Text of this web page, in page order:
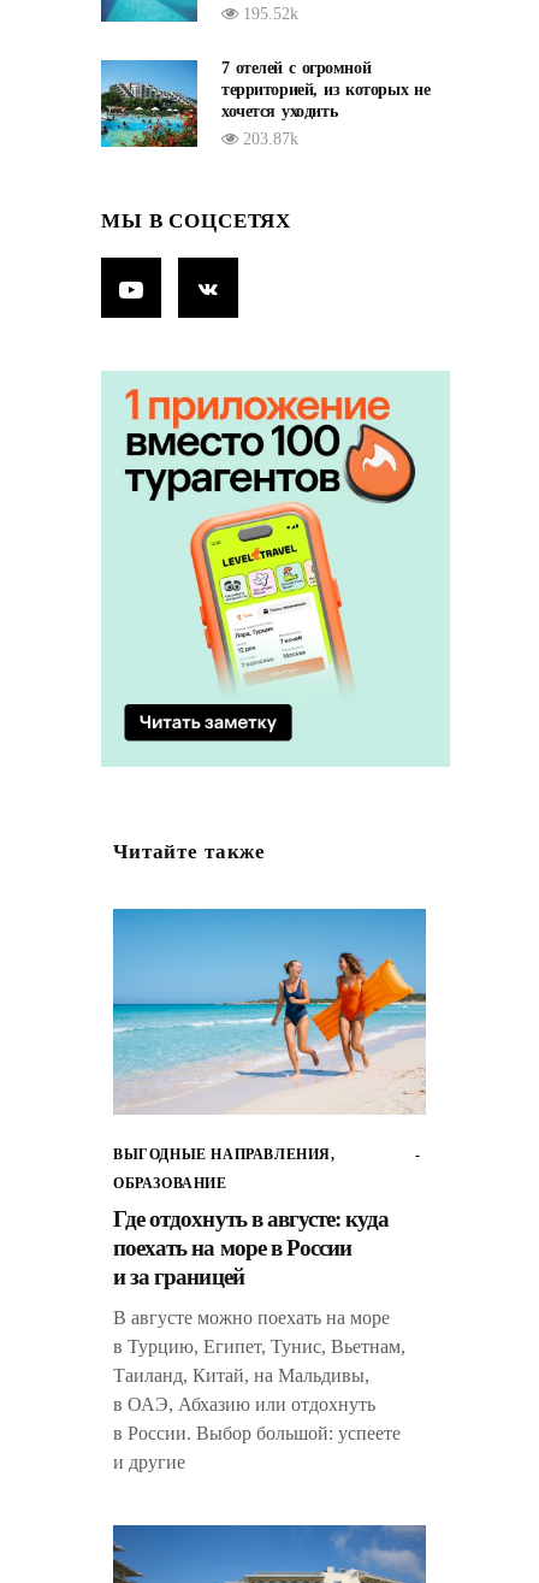
195.52k
7 отелей с огромной
территорией, из которых не
хочется уходить
203.87k
МЫ В СОЦСЕТЯХ
Читайте также
ВЫГОДНЫЕ НАПРАВЛЕНИЯ,
ОБРАЗОВАНИЕ
Где отдохнуть в августе: куда
поехать на море в России
и за границей
В августе можно поехать на море
в Турцию, Египет, Тунис, Вьетнам,
Таиланд, Китай, на Мальдивы,
в ОАЭ, Абхазию или отдохнуть
в России. Выбор большой: успеете
и другие